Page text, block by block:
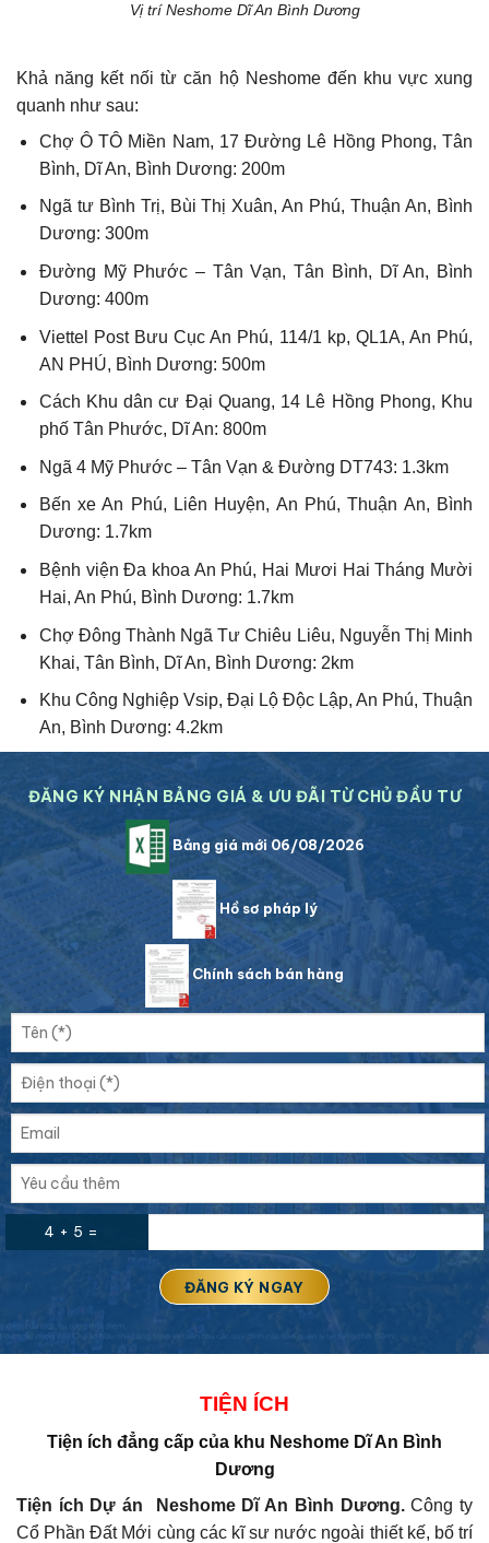
Vị trí Neshome Dĩ An Bình Dương
Khả năng kết nối từ căn hộ Neshome đến khu vực xung
quanh như sau:
Chợ Ô TÔ Miền Nam, 17 Đường Lê Hồng Phong, Tân
Bình, Dĩ An, Bình Dương: 200m
Ngã tư Bình Trị, Bùi Thị Xuân, An Phú, Thuận An, Bình
Dương: 300m
Đường Mỹ Phước – Tân Vạn, Tân Bình, Dĩ An, Bình
Dương: 400m
Viettel Post Bưu Cục An Phú, 114/1 kp, QL1A, An Phú,
AN PHÚ, Bình Dương: 500m
Cách Khu dân cư Đại Quang, 14 Lê Hồng Phong, Khu
phố Tân Phước, Dĩ An: 800m
Ngã 4 Mỹ Phước – Tân Vạn & Đường DT743: 1.3km
Bến xe An Phú, Liên Huyện, An Phú, Thuận An, Bình
Dương: 1.7km
Bệnh viện Đa khoa An Phú, Hai Mươi Hai Tháng Mười
Hai, An Phú, Bình Dương: 1.7km
Chợ Đông Thành Ngã Tư Chiêu Liêu, Nguyễn Thị Minh
Khai, Tân Bình, Dĩ An, Bình Dương: 2km
Khu Công Nghiệp Vsip, Đại Lộ Độc Lập, An Phú, Thuận
An, Bình Dương: 4.2km
ĐĂNG KÝ NHẬN BẢNG GIÁ & ƯU ĐÃI TỪ CHỦ ĐẦU TƯ
Bảng giá mới 06/08/2026
Hồ sơ pháp lý
Chính sách bán hàng
4 + 5 =
TIỆN ÍCH
Tiện ích đẳng cấp của khu Neshome Dĩ An Bình
Dương
Tiện ích Dự án
Neshome Dĩ An Bình Dương.Công ty
Cổ Phần Đất Mới cùng các kĩ sư nước ngoài thiết kế, bố trí